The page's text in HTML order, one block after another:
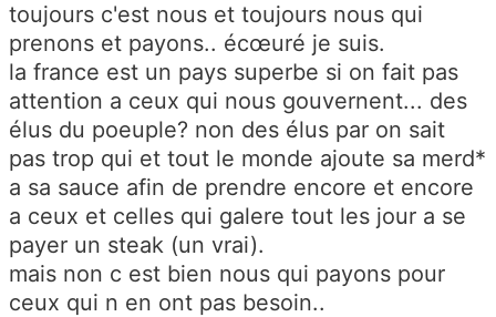
toujours c'est nous et toujours nous qui
prenons et payons.. écœuré je suis.
la france est un pays superbe si on fait pas
attention a ceux qui nous gouvernent... des
élus du poeuple? non des élus par on sait
pas trop qui et tout le monde ajoute sa merd*
a sa sauce afin de prendre encore et encore
a ceux et celles qui galere tout les jour a se
payer un steak (un vrai).
mais non c est bien nous qui payons pour
ceux qui n en ont pas besoin..